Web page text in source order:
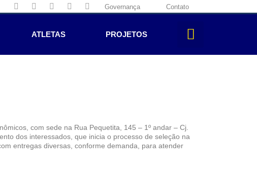
Governança Contato
ATLETAS PROJETOS
com sede na Rua Pequetita, 145 – 1º andar – Cj.
dos interessados, que inicia o processo de seleção na
entregas diversas, conforme demanda, para atender